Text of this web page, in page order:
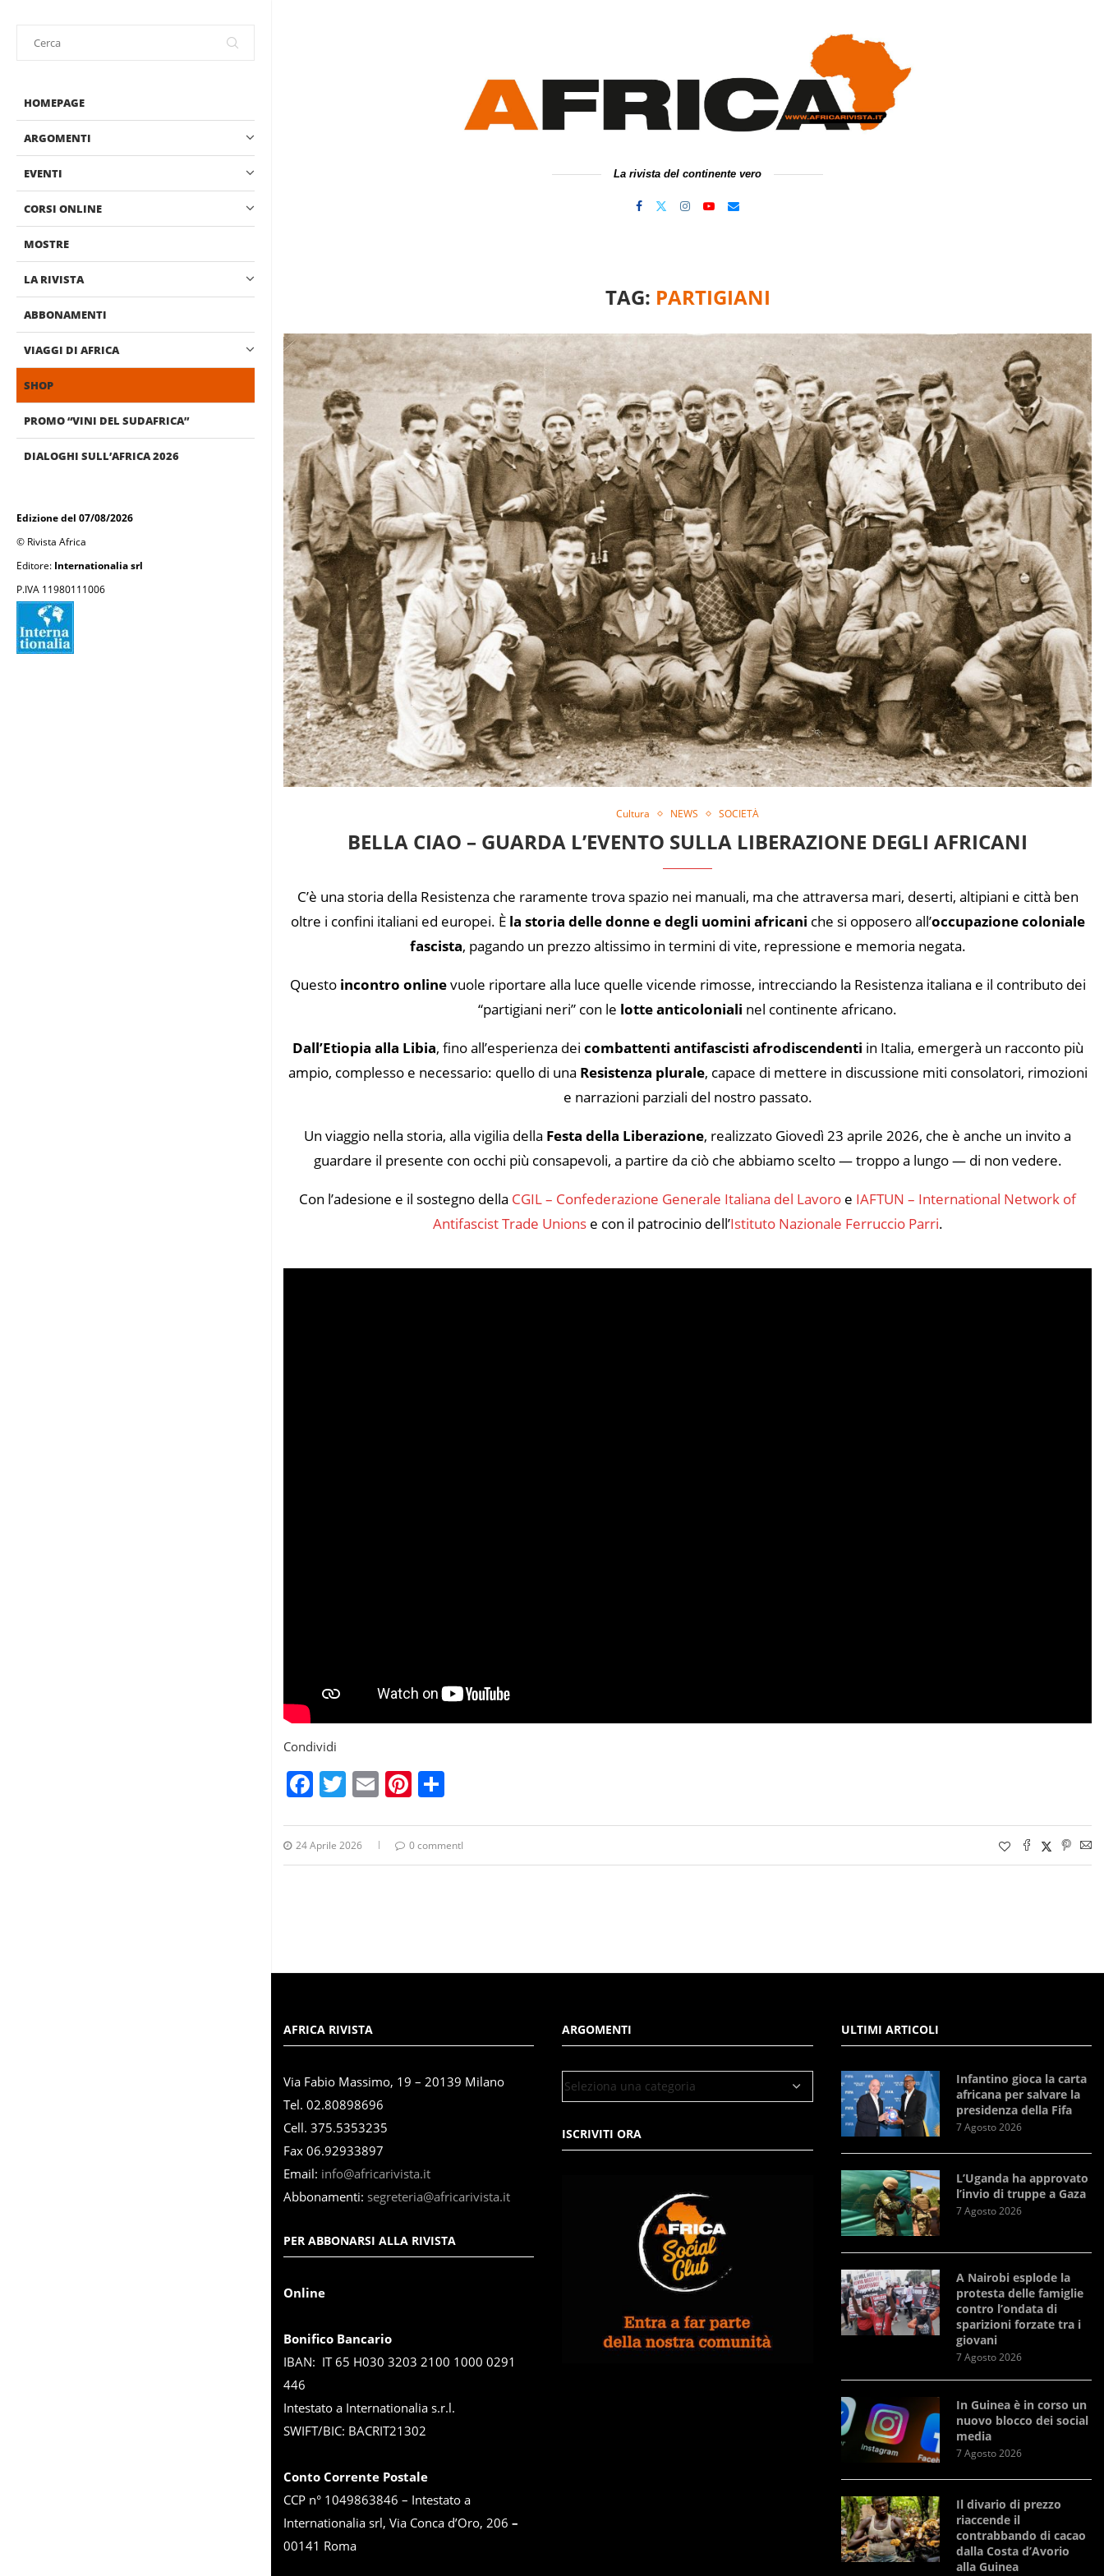
HOMEPAGE
ARGOMENTI
EVENTI
CORSI ONLINE
MOSTRE
LA RIVISTA
ABBONAMENTI
VIAGGI DI AFRICA
SHOP
PROMO “VINI DEL SUDAFRICA”
DIALOGHI SULL’AFRICA 2026
Edizione del 07/08/2026
© Rivista Africa
Editore: Internationalia srl
P.IVA 11980111006
La rivista del continente vero
TAG: PARTIGIANI
Cultura NEWS SOCIETÀ
BELLA CIAO – GUARDA L’EVENTO SULLA LIBERAZIONE DEGLI AFRICANI
C’è una storia della Resistenza che raramente trova spazio nei manuali, ma che attraversa mari, deserti, altipiani e città ben
oltre i confini italiani ed europei. È la storia delle donne e degli uomini africani che si opposero all’occupazione coloniale
fascista, pagando un prezzo altissimo in termini di vite, repressione e memoria negata.
Questo incontro onlinevuole riportare alla luce quelle vicende rimosse, intrecciando la Resistenza italiana e il contributo dei
“partigiani neri” con le lotte anticoloniali nel continente africano.
Dall’Etiopia alla Libia, fino all’esperienza dei combattenti antifascisti afrodiscendenti in Italia, emergerà un racconto più
ampio, complesso e necessario: quello di una Resistenza plurale, capace di mettere in discussione miti consolatori, rimozioni
e narrazioni parziali del nostro passato.
Un viaggio nella storia, alla vigilia della Festa della Liberazione, realizzato Giovedì 23 aprile 2026, che è anche un invito a
guardare il presente con occhi più consapevoli, a partire da ciò che abbiamo scelto — troppo a lungo — di non vedere.
Con l’adesione e il sostegno della CGIL – Confederazione Generale Italiana del Lavoro e IAFTUN – International Network of
Antifascist Trade Unionse con il patrocinio dell’Istituto Nazionale Ferruccio Parri.
Condividi
Facebook
Twitter
EmailPinterest
24 Aprile 2026 0 commentI
AFRICA RIVISTA
Via Fabio Massimo, 19 – 20139 Milano
Tel. 02.80898696
Cell. 375.5353235
Fax 06.92933897
Email: info@africarivista.it
Abbonamenti: segreteria@africarivista.it
PER ABBONARSI ALLA RIVISTA
Online
Bonifico Bancario
IBAN: IT 65 H030 3203 2100 1000 0291
446
Intestato a Internationalia s.r.l.
SWIFT/BIC: BACRIT21302
Conto Corrente Postale
CCP n° 1049863846 – Intestato a
Internationalia srl, Via Conca d’Oro, 206 –
00141 Roma
ARGOMENTI
ISCRIVITI ORA
ULTIMI ARTICOLI
Infantino gioca la carta
africana per salvare la
presidenza della Fifa
7 Agosto 2026
L’Uganda ha approvato
l’invio di truppe a Gaza
7 Agosto 2026
A Nairobi esplode la
protesta delle famiglie
contro l’ondata di
sparizioni forzate tra i
giovani
7 Agosto 2026
In Guinea è in corso un
nuovo blocco dei social
media
7 Agosto 2026
Il divario di prezzo
riaccende il
contrabbando di cacao
dalla Costa d’Avorio
alla Guinea